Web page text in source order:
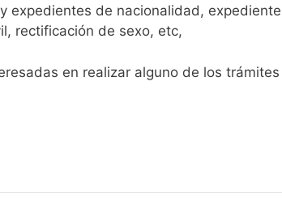
expedientes de nacionalidad,
rectificación de sexo, etc,
en realizar alguno de los